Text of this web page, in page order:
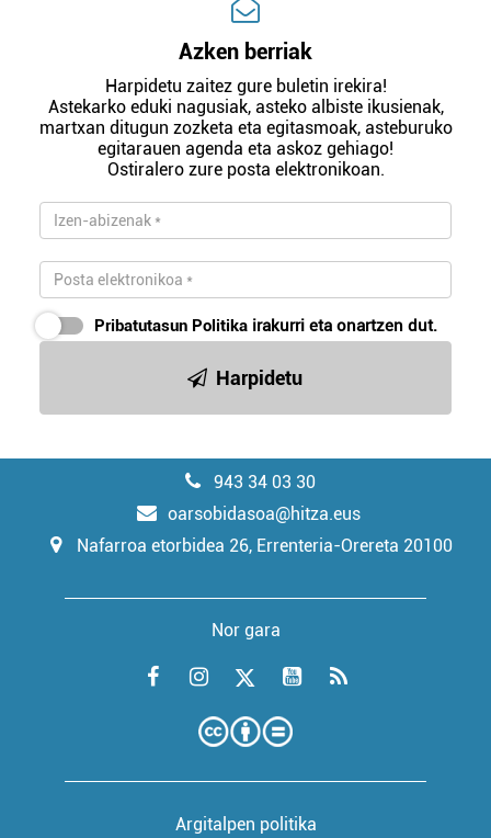
Azken berriak
Harpidetu zaitez gure buletin irekira!
Astekarko eduki nagusiak, asteko albiste ikusienak,
martxan ditugun zozketa eta egitasmoak, asteburuko
egitarauen agenda eta askoz gehiago!
Ostiralero zure posta elektronikoan.
Pribatutasun Politika irakurri eta onartzen dut.
Harpidetu
943 34 03 30
oarsobidasoa@hitza.eus
Nafarroa etorbidea 26, Errenteria-Orereta 20100
Nor gara
Argitalpen politika